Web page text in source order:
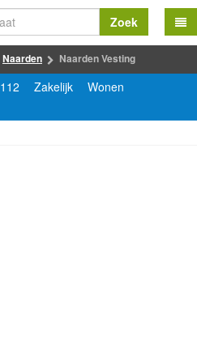
Zoek
Naarden Naarden Vesting
112 Zakelijk
Wonen